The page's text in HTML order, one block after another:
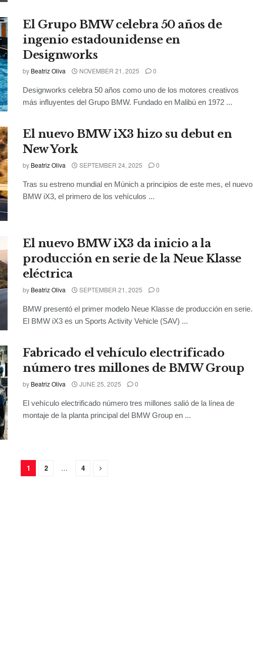
El Grupo BMW celebra 50 años de
ingenio estadounidense en
Designworks
by Beatriz Oliva NOVEMBER 21, 2025 0
Designworks celebra 50 años como uno de los motores creativos
más influyentes del Grupo BMW. Fundado en Malibú en 1972 ...
El nuevo BMW iX3 hizo su debut en
New York
by Beatriz Oliva SEPTEMBER 24, 2025 0
Tras su estreno mundial en Múnich a principios de este mes, el nuevo
BMW iX3, el primero de los vehículos ...
El nuevo BMW iX3 da inicio a la
producción en serie de la Neue Klasse
eléctrica
by Beatriz Oliva SEPTEMBER 21, 2025 0
BMW presentó el primer modelo Neue Klasse de producción en serie.
El BMW iX3 es un Sports Activity Vehicle (SAV) ...
Fabricado el vehículo electrificado
número tres millones de BMW Group
by Beatriz Oliva JUNE 25, 2025 0
El vehículo electrificado número tres millones salió de la línea de
montaje de la planta principal del BMW Group en ...
1 2 … 4